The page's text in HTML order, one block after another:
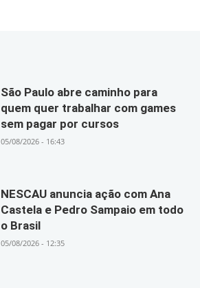
São Paulo abre caminho para
quem quer trabalhar com games
sem pagar por cursos
05/08/2026 - 16:43
NESCAU anuncia ação com Ana
Castela e Pedro Sampaio em todo
o Brasil
05/08/2026 - 12:35